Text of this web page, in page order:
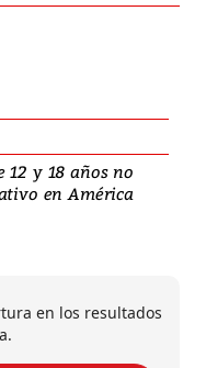
12 y 18 años no
en América
en los resultados